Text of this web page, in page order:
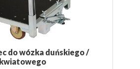
do wózka duńskiego /